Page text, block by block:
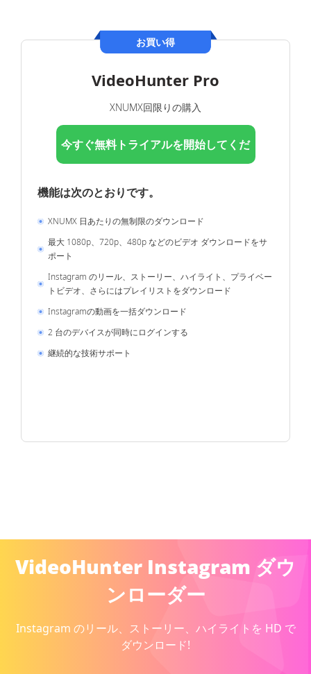
お買い得
VideoHunter Pro
XNUMX回限りの購入
今すぐ無料トライアルを開始してくだ
機能は次のとおりです。
XNUMX 日あたりの無制限のダウンロード
最大 1080p、720p、480p などのビデオ ダウンロードをサ
ポート
Instagram のリール、ストーリー、ハイライト、プライベー
トビデオ、さらにはプレイリストをダウンロード
Instagramの動画を一括ダウンロード
2 台のデバイスが同時にログインする
継続的な技術サポート
VideoHunter Instagram ダウ
ンローダー
Instagram のリール、ストーリー、ハイライトを HD で
ダウンロード!